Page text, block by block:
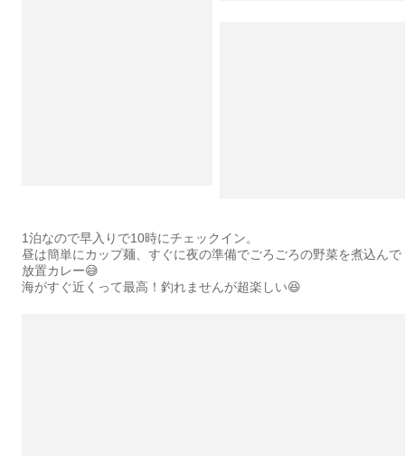
1泊なので早入りで10時にチェックイン。
昼は簡単にカップ麺、すぐに夜の準備でごろごろの野菜を煮込んで
放置カレー😅
海がすぐ近くって最高！釣れませんが超楽しい😆